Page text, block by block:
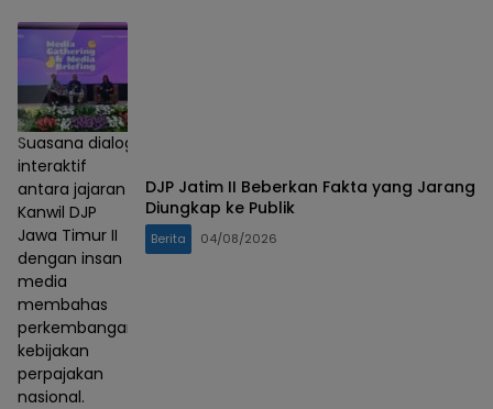
Suasana dialog
interaktif
antara jajaran
Kanwil DJP
Jawa Timur II
dengan insan
media
membahas
perkembangan
kebijakan
perpajakan
nasional.
DJP Jatim II Beberkan Fakta yang Jarang
Diungkap ke Publik
Berita 04/08/2026